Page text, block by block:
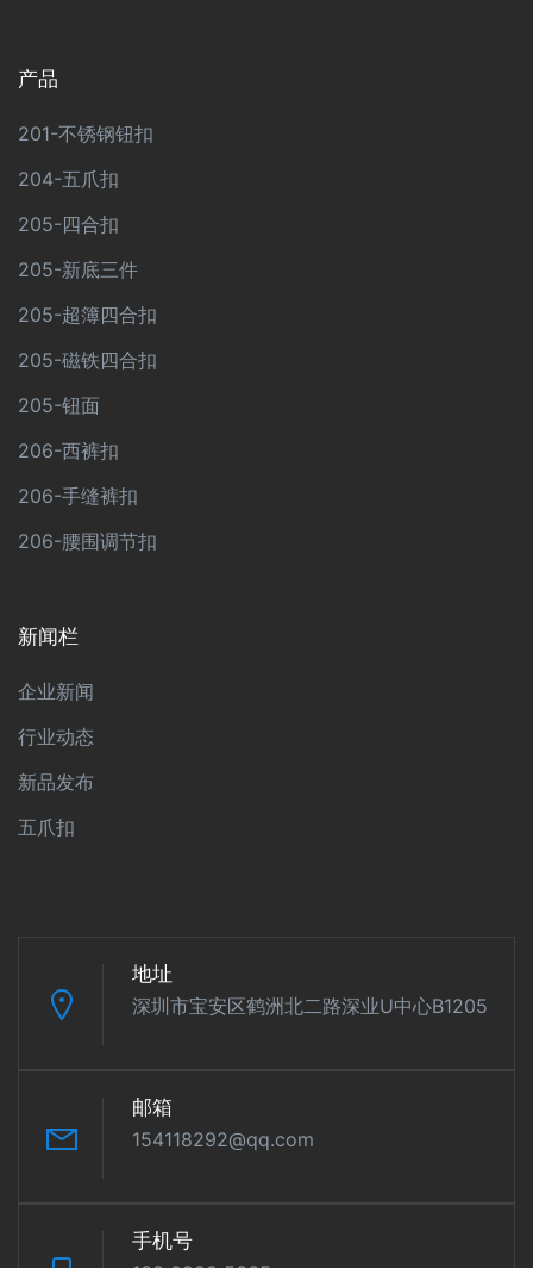
产品
201-不锈钢钮扣
204-五爪扣
205-四合扣
205-新底三件
205-超簿四合扣
205-磁铁四合扣
205-钮面
206-西裤扣
206-手缝裤扣
206-腰围调节扣
新闻栏
企业新闻
行业动态
新品发布
五爪扣
地址
深圳市宝安区鹤洲北二路深业U中心B1205
邮箱
154118292@qq.com
手机号